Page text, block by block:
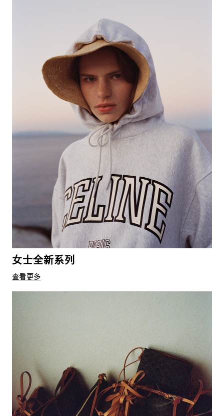
女士全新系列
查看更多